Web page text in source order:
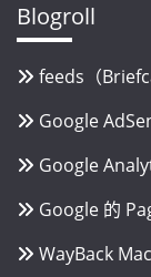
Blogroll
feeds（
Google
Google
Google 的
WayBack